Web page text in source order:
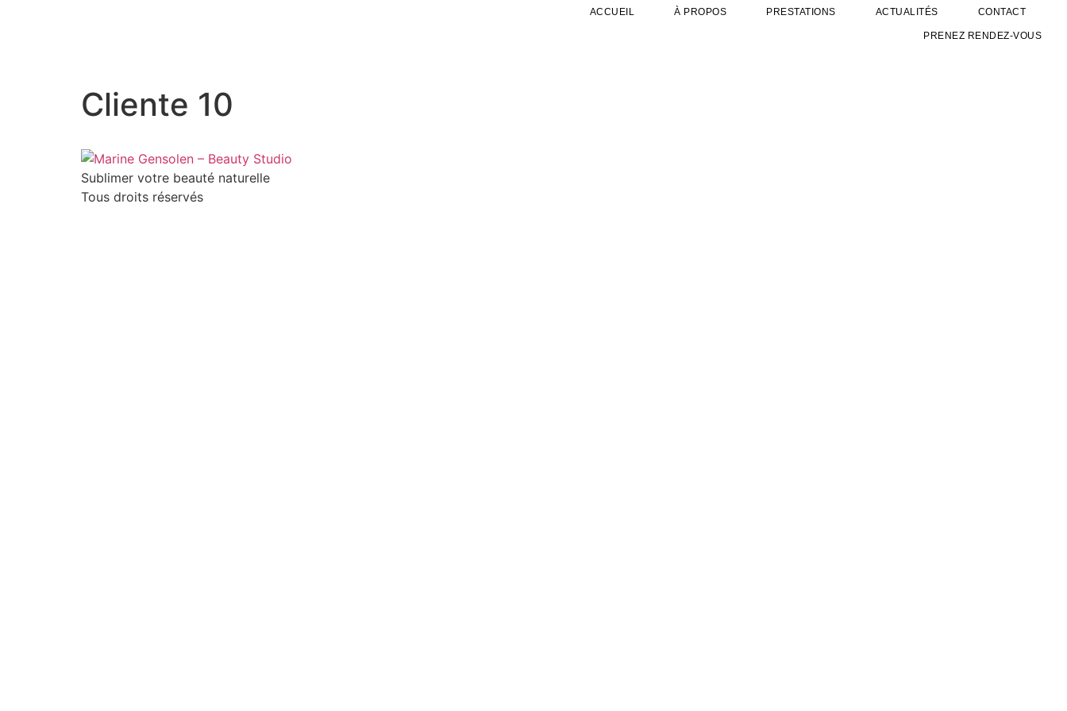
ACCUEIL À PROPOS PRESTATIONS ACTUALITÉS CONTACT
PRENEZ RENDEZ-VOUS
Cliente 10
Sublimer votre beauté naturelle
Tous droits réservés